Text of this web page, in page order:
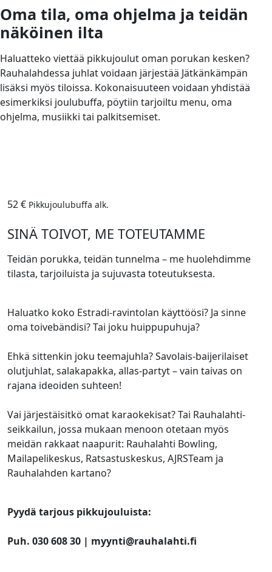
Oma tila, oma ohjelma ja teidän
näköinen ilta
Haluatteko viettää pikkujoulut oman porukan kesken?
Rauhalahdessa juhlat voidaan järjestää Jätkänkämpän
lisäksi myös tiloissa. Kokonaisuuteen voidaan yhdistää
esimerkiksi joulubuffa, pöytiin tarjoiltu menu, oma
ohjelma, musiikki tai palkitsemiset.
52 € Pikkujoulubuffa alk.
SINÄ TOIVOT, ME TOTEUTAMME
Teidän porukka, teidän tunnelma – me huolehdimme
tilasta, tarjoiluista ja sujuvasta toteutuksesta.
Haluatko koko Estradi-ravintolan käyttöösi? Ja sinne
oma toivebändisi? Tai joku huippupuhuja?
Ehkä sittenkin joku teemajuhla? Savolais-baijerilaiset
olutjuhlat, salakapakka, allas-partyt – vain taivas on
rajana ideoiden suhteen!
Vai järjestäisitkö omat karaokekisat? Tai Rauhalahti-
seikkailun, jossa mukaan menoon otetaan myös
meidän rakkaat naapurit: Rauhalahti Bowling,
Mailapelikeskus, Ratsastuskeskus, AJRSTeam ja
Rauhalahden kartano?
Pyydä tarjous pikkujouluista:
Puh. 030 608 30 | myynti@rauhalahti.fi